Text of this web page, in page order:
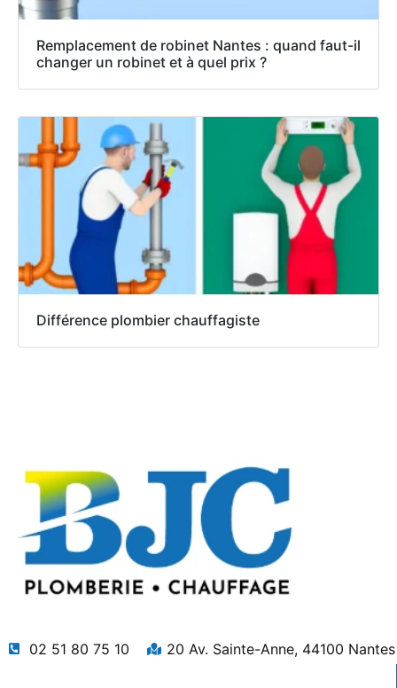
Remplacement de robinet Nantes : quand faut-il
changer un robinet et à quel prix ?
Différence plombier chauffagiste
02 51 80 75 10 20 Av. Sainte-Anne, 44100 Nantes